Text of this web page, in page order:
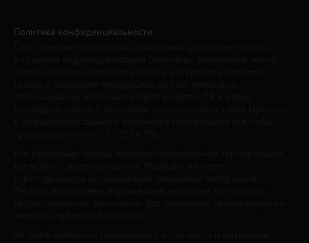
Политика конфиденциальности